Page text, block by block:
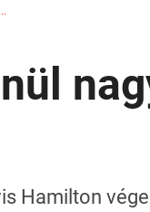
Hamilton